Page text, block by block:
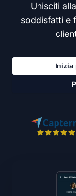
Unisciti
soddisfatti e
Inizia